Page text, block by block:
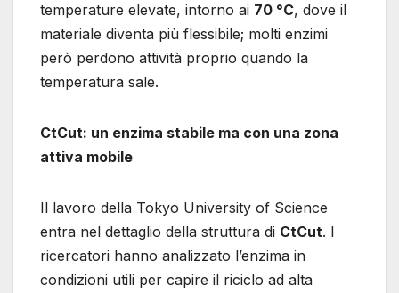
temperature elevate, intorno ai 70 °C, dove il
materiale diventa più flessibile; molti enzimi
però perdono attività proprio quando la
temperatura sale.
CtCut: un enzima stabile ma con una zona
attiva mobile
Il lavoro della Tokyo University of Science
entra nel dettaglio della struttura di CtCut. I
ricercatori hanno analizzato l’enzima in
condizioni utili per capire il riciclo ad alta